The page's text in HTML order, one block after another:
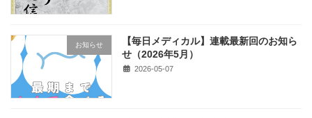
お知らせ
【毎日メディカル】連載最新回のお知ら
せ（2026年5月）
2026-05-07